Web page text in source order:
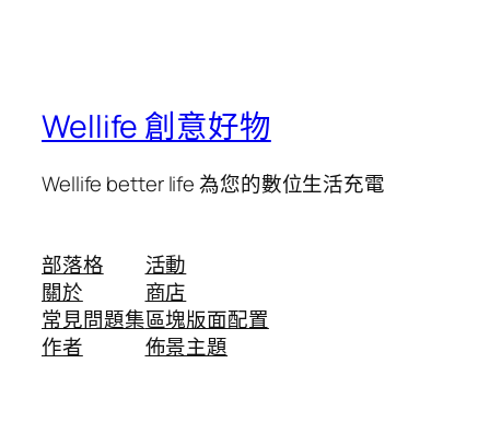
Wellife 創意好物
Wellife better life 為您的數位生活充電
部落格
關於
常見問題集
作者
活動
商店
區塊版面配置
佈景主題